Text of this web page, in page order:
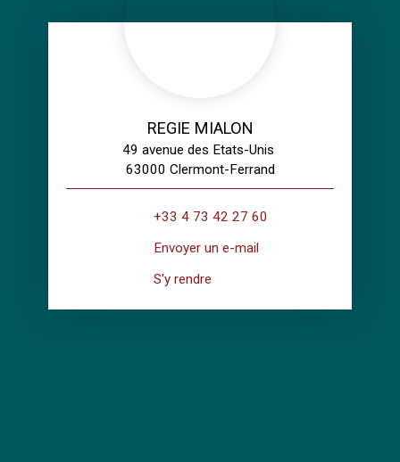
REGIE MIALON
49 avenue des Etats-Unis
63000 Clermont-Ferrand
+33 4 73 42 27 60
Envoyer un e-mail
S'y rendre